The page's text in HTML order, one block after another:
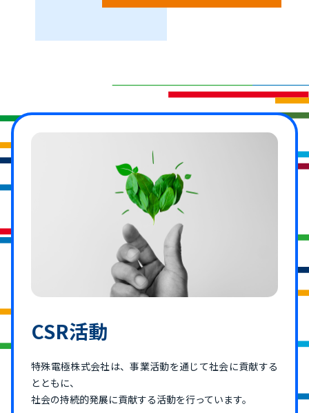
CSR活動
特殊電極株式会社は、事業活動を通じて社会に貢献する
とともに、
社会の持続的発展に貢献する活動を行っています。